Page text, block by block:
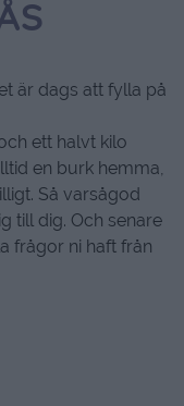
är dags att fylla på
ett halvt kilo
en burk hemma,
Så varsågod
till dig. Och senare
frågor ni haft från